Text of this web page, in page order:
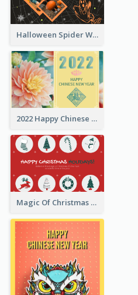
Halloween Spider Web Greeting Card
2022 Happy Chinese New Year Flower Photo Greeting Card
Magic Of Christmas Holidays Greeting Card